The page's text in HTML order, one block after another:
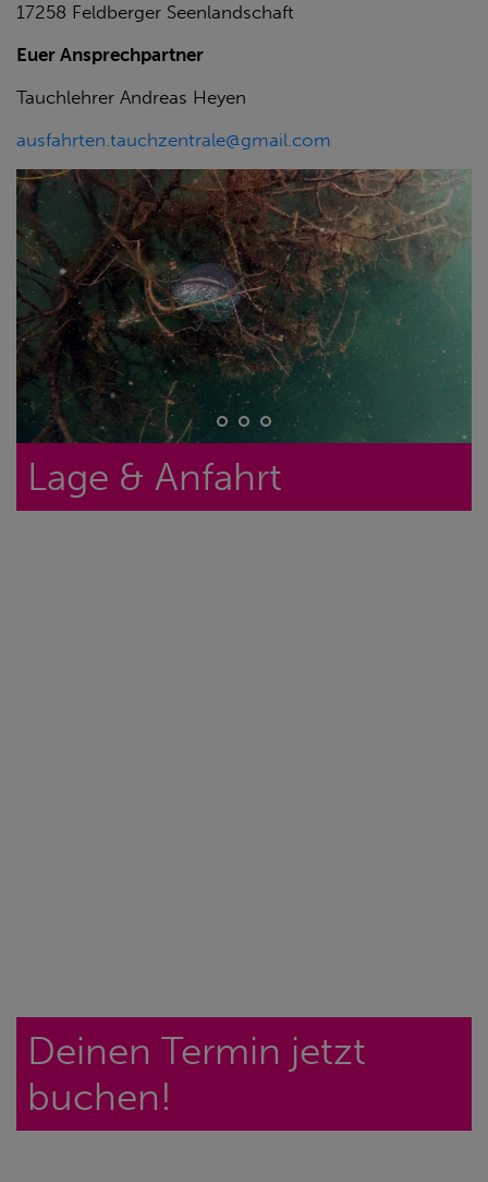
17258 Feldberger Seenlandschaft
Euer Ansprechpartner
Tauchlehrer Andreas Heyen
ausfahrten.tauchzentrale@gmail.com
Lage & Anfahrt
Deinen Termin jetzt
buchen!